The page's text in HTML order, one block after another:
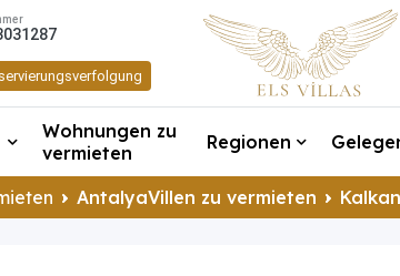
Wohnungen zu
vermieten
Regionen
AntalyaVillen zu vermieten